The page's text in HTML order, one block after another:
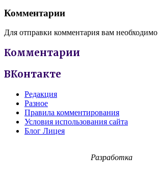
Комментарии
Для отправки комментария вам необходимо
Комментарии
ВКонтакте
Редакция
Разное
Правила комментирования
Условия использования сайта
Блог Лицея
Разработка